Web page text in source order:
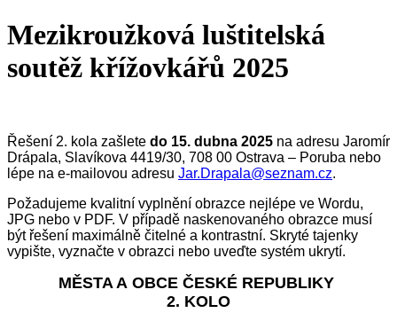
Mezikroužková luštitelská
soutěž křížovkářů 2025
Řešení 2. kola zašlete do 15. dubna 2025 na adresu Jaromír
Drápala, Slavíkova 4419/30, 708 00 Ostrava – Poruba nebo
lépe na e-mailovou adresu Jar.Drapala@seznam.cz.
Požadujeme kvalitní vyplnění obrazce nejlépe ve Wordu,
JPG nebo v PDF. V případě naskenovaného obrazce musí
být řešení maximálně čitelné a kontrastní. Skryté tajenky
vypište, vyznačte v obrazci nebo uveďte systém ukrytí.
MĚSTA A OBCE ČESKÉ REPUBLIKY
2. KOLO